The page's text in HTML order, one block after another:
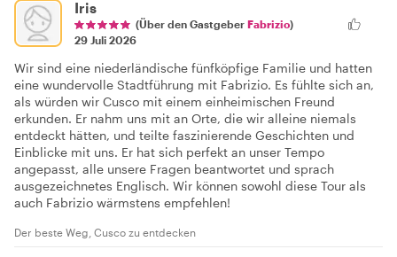
Iris
(Über den Gastgeber Fabrizio)
29 Juli 2026
Wir sind eine niederländische fünfköpfige Familie und hatten
eine wundervolle Stadtführung mit Fabrizio. Es fühlte sich an,
als würden wir Cusco mit einem einheimischen Freund
erkunden. Er nahm uns mit an Orte, die wir alleine niemals
entdeckt hätten, und teilte faszinierende Geschichten und
Einblicke mit uns. Er hat sich perfekt an unser Tempo
angepasst, alle unsere Fragen beantwortet und sprach
ausgezeichnetes Englisch. Wir können sowohl diese Tour als
auch Fabrizio wärmstens empfehlen!
Der beste Weg, Cusco zu entdecken